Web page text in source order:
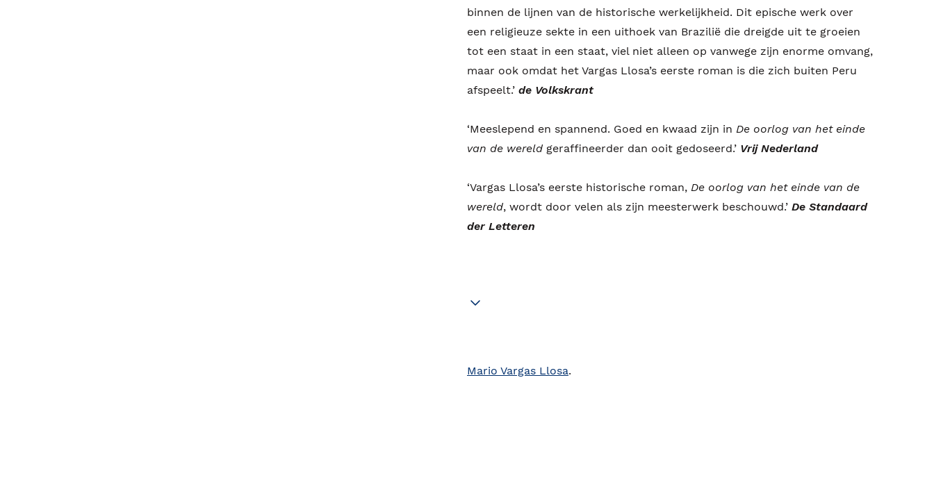
binnen de lijnen van de historische werkelijkheid. Dit epische werk over
een religieuze sekte in een uithoek van Brazilië die dreigde uit te groeien
tot een staat in een staat, viel niet alleen op vanwege zijn enorme omvang,
maar ook omdat het Vargas Llosa’s eerste roman is die zich buiten Peru
afspeelt.’ de Volkskrant
‘Meeslepend en spannend. Goed en kwaad zijn in De oorlog van het einde
van de wereld geraffineerder dan ooit gedoseerd.’ Vrij Nederland
‘Vargas Llosa’s eerste historische roman, De oorlog van het einde van de
wereld, wordt door velen als zijn meesterwerk beschouwd.’ De Standaard
der Letteren
Mario Vargas Llosa.